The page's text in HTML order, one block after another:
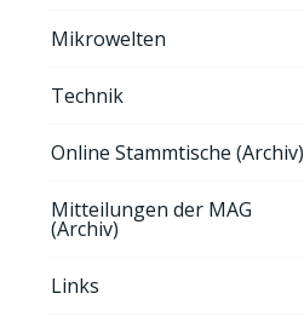
Mikrowelten
Technik
Online Stammtische (Archiv)
Mitteilungen der MAG
(Archiv)
Links